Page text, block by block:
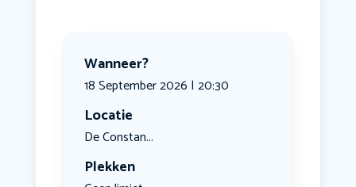
Wanneer?
18 September 2026 | 20:30
Locatie
De Constan...
Plekken